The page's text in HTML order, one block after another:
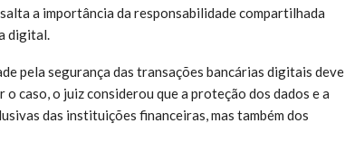
a importância da responsabilidade compartilhada
digital.
pela segurança das transações bancárias digitais deve
caso, o juiz considerou que a proteção dos dados e a
das instituições financeiras, mas também dos